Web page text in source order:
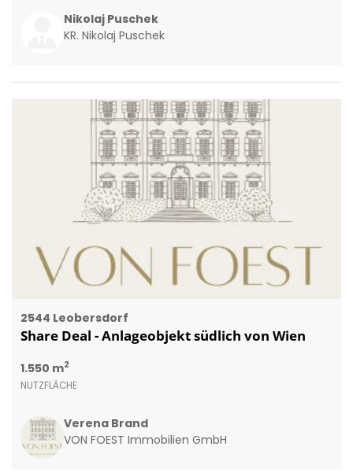
Nikolaj Puschek
KR. Nikolaj Puschek
2544 Leobersdorf
Share Deal - Anlageobjekt südlich von Wien
1.550 m2
NUTZFLÄCHE
Verena Brand
VON FOEST Immobilien GmbH